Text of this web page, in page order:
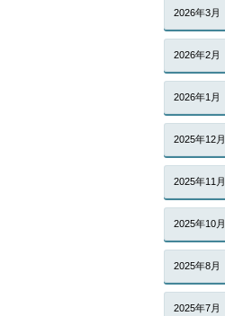
2026年3月
2026年2月
2026年1月
2025年12月
2025年11月
2025年10月
2025年8月
2025年7月